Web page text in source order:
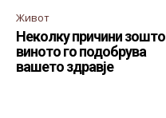
Живот
Неколку причини зошто
виното го подобрува
вашето здравје